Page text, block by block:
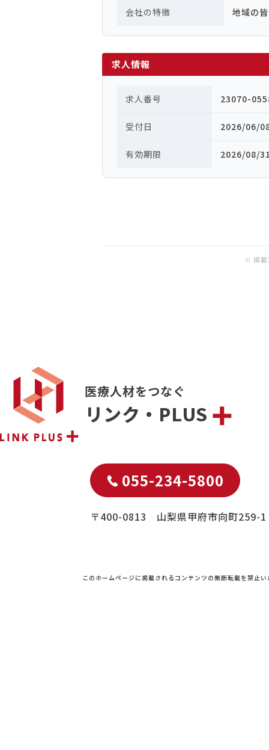
会社の特徴 地域の
求人情報
求人番号 23070-
受付日 2026/06/
有効期限 2026/08/
※ 掲載
医療人材をつなぐ
リンク・PLUS
055-234-5800
〒400-0813 山梨県甲府市向町259-1
このホームページに掲載されるコンテンツの無断転載を禁止い